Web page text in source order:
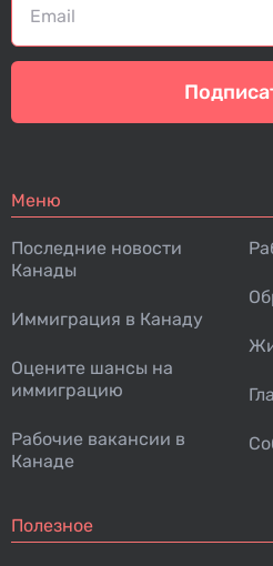
Меню
Последние новости
Канады
Иммиграция в Канаду
Оцените шансы на
иммиграцию
Рабочие вакансии в
Канаде
Полезное